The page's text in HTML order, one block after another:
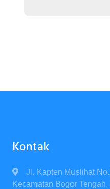
Kontak
Jl. Kapten Muslihat
Kecamatan Bogor